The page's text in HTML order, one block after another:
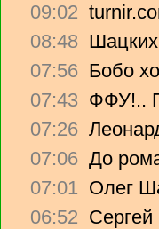
09:02
08:48
07:56 Бобо
07:43 ФФУ!..
07:26
07:06 До
07:01 Олег
06:52 Сергей